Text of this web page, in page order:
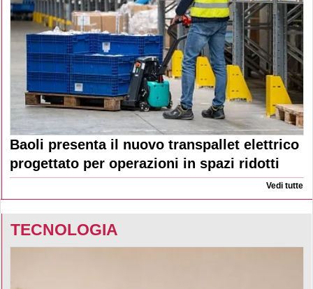
Baoli presenta il nuovo transpallet elettrico
progettato per operazioni in spazi ridotti
Vedi tutte
TECNOLOGIA